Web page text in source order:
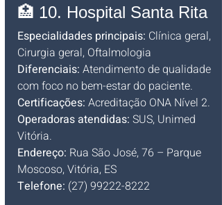
🏥 10. Hospital Santa Rita
Especialidades principais: Clínica geral,
Cirurgia geral, Oftalmologia
Diferenciais: Atendimento de qualidade
com foco no bem-estar do paciente.
Certificações: Acreditação ONA Nível 2.
Operadoras atendidas: SUS, Unimed
Vitória.
Endereço: Rua São José, 76 – Parque
Moscoso, Vitória, ES
Telefone: (27) 99222-8222